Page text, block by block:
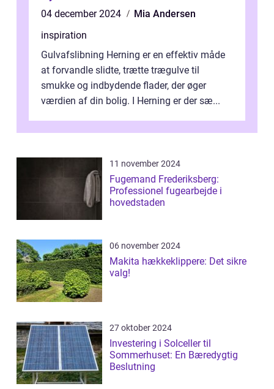
04 december 2024
Mia Andersen
inspiration
Gulvafslibning Herning er en effektiv måde
at forvandle slidte, trætte trægulve til
smukke og indbydende flader, der øger
værdien af din bolig. I Herning er der sæ...
11 november 2024
Fugemand Frederiksberg:
Professionel fugearbejde i
hovedstaden
06 november 2024
Makita hækkeklippere: Det sikre
valg!
27 oktober 2024
Investering i Solceller til
Sommerhuset: En Bæredygtig
Beslutning